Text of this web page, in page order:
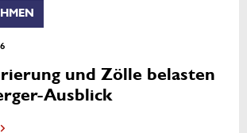
und Zölle belasten
Ausblick